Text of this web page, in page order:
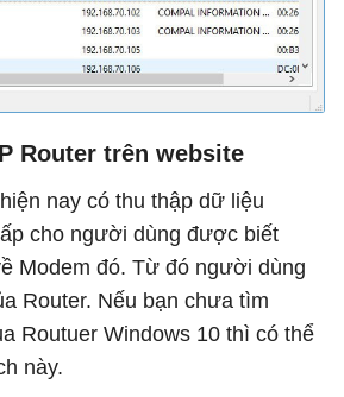
Router trên website
nay có thu thập dữ liệu
cho người dùng được biết
Modem đó. Từ đó người dùng
Router. Nếu bạn chưa tìm
Routuer Windows 10 thì có thể
này.